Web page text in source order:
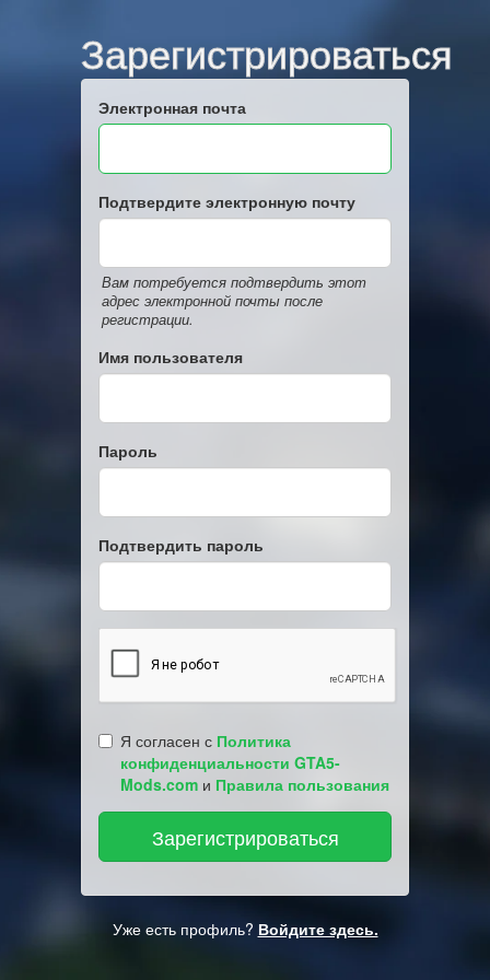
Зарегистрироваться
Электронная почта
Подтвердите электронную почту
Вам потребуется подтвердить этот
адрес электронной почты после
регистрации.
Имя пользователя
Пароль
Подтвердить пароль
Я согласен с Политика
конфиденциальности GTA5-
Mods.com и Правила пользования
Уже есть профиль? Войдите здесь.